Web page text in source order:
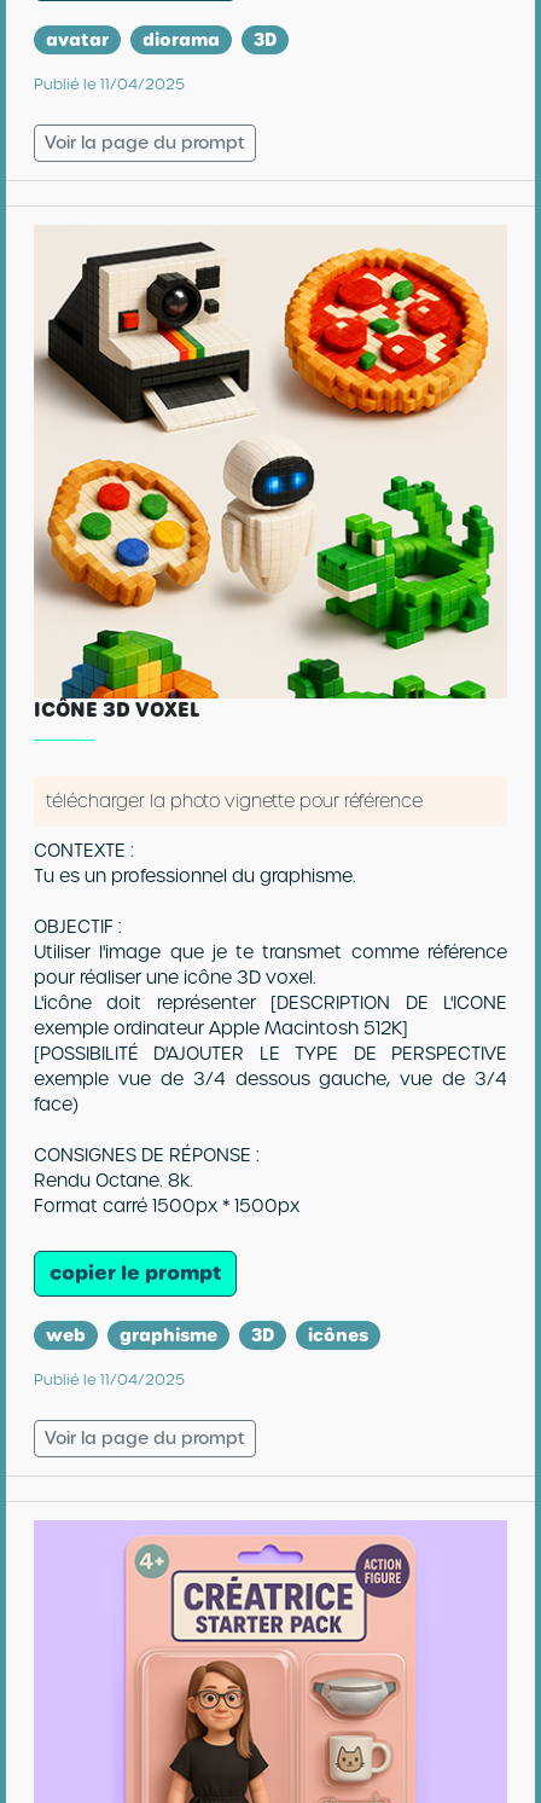
avatar diorama 3D
Publié le 11/04/2025
Voir la page du prompt
ICÔNE 3D VOXEL
télécharger la photo vignette pour référence
CONTEXTE :
Tu es un professionnel du graphisme.
OBJECTIF :
Utiliser l'image que je te transmet comme référence
pour réaliser une icône 3D voxel.
L'icône doit représenter [DESCRIPTION DE L'ICONE
exemple ordinateur Apple Macintosh 512K]
[POSSIBILITÉ D'AJOUTER LE TYPE DE PERSPECTIVE
exemple vue de 3/4 dessous gauche, vue de 3/4
face)
CONSIGNES DE RÉPONSE :
Rendu Octane. 8k.
Format carré 1500px * 1500px
copier le prompt
web graphisme 3D icônes
Publié le 11/04/2025
Voir la page du prompt